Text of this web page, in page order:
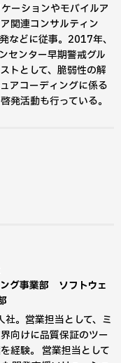
ーションやモバイルア
関連コンサルティン
などに従事。2017年、
センター早期警戒グル
トとして、脆弱性の解
アコーディングに係る
発活動も行っている。
グ事業部 ソフトウェ
。営業担当として、ミ
向けに品質保証のツー
経験。​ 営業担当として